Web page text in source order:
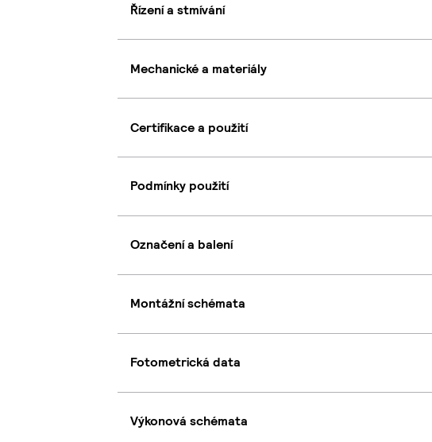
Řízení a stmívání
Mechanické a materiály
Certifikace a použití
Podmínky použití
Označení a balení
Montážní schémata
Fotometrická data
Výkonová schémata